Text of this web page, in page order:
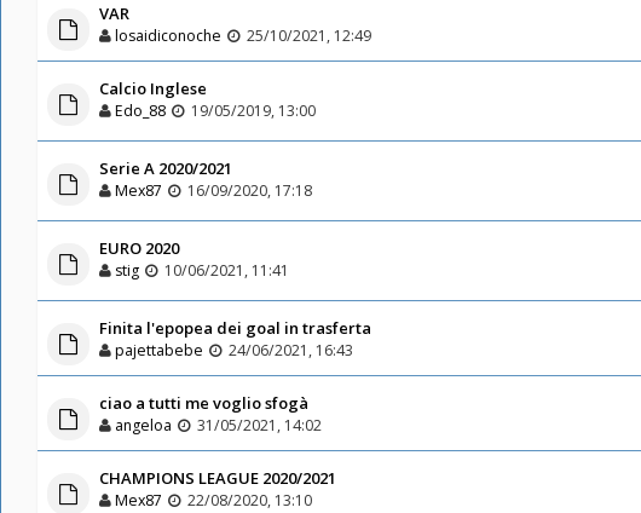
VAR
losaidiconoche 25/10/2021, 12:49
Calcio Inglese
Edo_88 19/05/2019, 13:00
Serie A 2020/2021
Mex87 16/09/2020, 17:18
EURO 2020
stig 10/06/2021, 11:41
Finita l'epopea dei goal in trasferta
pajettabebe 24/06/2021, 16:43
ciao a tutti me voglio sfogà
angeloa 31/05/2021, 14:02
CHAMPIONS LEAGUE 2020/2021
Mex87 22/08/2020, 13:10